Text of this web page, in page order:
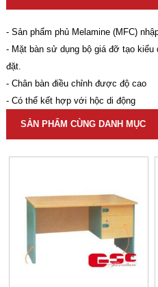
- Sản phẩm phủ Melamine (MFC)
- Mặt bàn sử dụng bộ giá đỡ tạo kiểu
đặt.
- Chân bàn điều chỉnh được độ cao
- Có thể kết hợp với hộc di động
SẢN PHẨM CÙNG DANH MỤC